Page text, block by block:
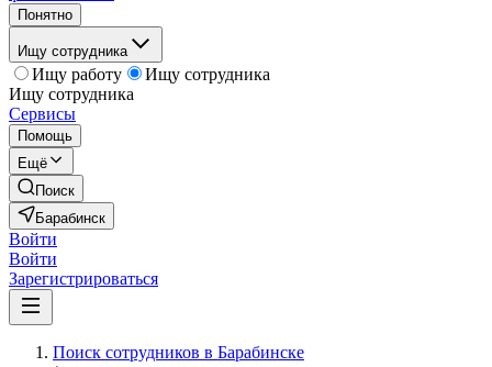
Понятно
Ищу сотрудника
Ищу работу
Ищу сотрудника
Ищу сотрудника
Сервисы
Помощь
Ещё
Поиск
Барабинск
Войти
Войти
Зарегистрироваться
Поиск сотрудников в Барабинске